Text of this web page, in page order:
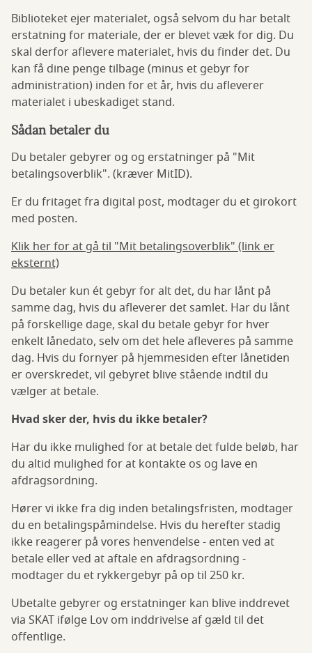
Biblioteket ejer materialet, også selvom du har betalt
erstatning for materiale, der er blevet væk for dig. Du
skal derfor aflevere materialet, hvis du finder det. Du
kan få dine penge tilbage (minus et gebyr for
administration) inden for et år, hvis du afleverer
materialet i ubeskadiget stand.
Sådan betaler du
Du betaler gebyrer og og erstatninger på "Mit
betalingsoverblik". (kræver MitID).
Er du fritaget fra digital post, modtager du et girokort
med posten.
Klik her for at gå til "Mit betalingsoverblik" (link er
eksternt)
Du betaler kun ét gebyr for alt det, du har lånt på
samme dag, hvis du afleverer det samlet. Har du lånt
på forskellige dage, skal du betale gebyr for hver
enkelt lånedato, selv om det hele afleveres på samme
dag. Hvis du fornyer på hjemmesiden efter lånetiden
er overskredet, vil gebyret blive stående indtil du
vælger at betale.
Hvad sker der, hvis du ikke betaler?
Har du ikke mulighed for at betale det fulde beløb, har
du altid mulighed for at kontakte os og lave en
afdragsordning.
Hører vi ikke fra dig inden betalingsfristen, modtager
du en betalingspåmindelse. Hvis du herefter stadig
ikke reagerer på vores henvendelse - enten ved at
betale eller ved at aftale en afdragsordning -
modtager du et rykkergebyr på op til 250 kr.
Ubetalte gebyrer og erstatninger kan blive inddrevet
via SKAT ifølge Lov om inddrivelse af gæld til det
offentlige.